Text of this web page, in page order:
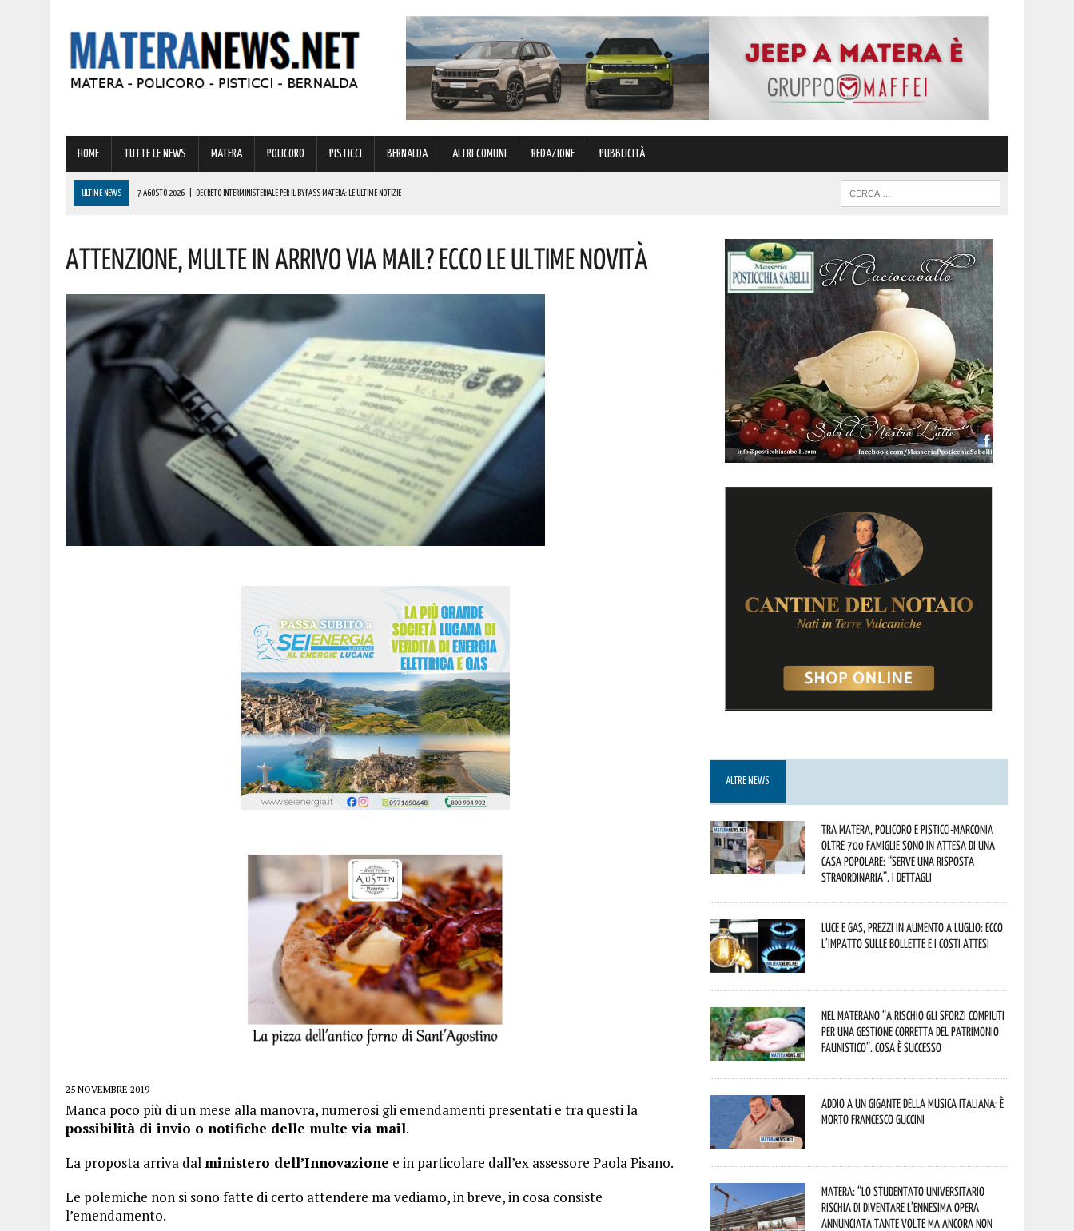
HOME TUTTE LE NEWS MATERA POLICORO PISTICCI BERNALDA ALTRI COMUNI REDAZIONE PUBBLICITÀ
ULTIME NEWS 7 AGOSTO 2026 DECRETO INTERMINISTERIALE PER IL BYPASS MATERA: LE ULTIME NOTIZIE
7 AGOSTO 2026 | OGGI SI FESTEGGIA SAN DONATO, UNO DEI SANTI PIÙ AMATI DELLA BASILICATA! AUGURI A CHI PORTA IL SUO NOME
BASILICATA, BONUS CASA PER 450 FAMIGLIE: “REGIONE FACCIA CHIAREZZA”. LA SITUAZIONE
Attenzione, Multe In Arrivo Via Mail? Ecco Le Ultime Novità
25 NOVEMBRE 2019
Manca poco più di un mese alla manovra, numerosi gli emendamenti presentati e tra questi la
possibilità di invio o notifiche delle multe via mail.
La proposta arriva dal ministero dell’Innovazione e in particolare dall’ex assessore Paola Pisano.
Le polemiche non si sono fatte di certo attendere ma vediamo, in breve, in cosa consiste
l’emendamento.
ALTRE NEWS
Tra Matera, Policoro e Pisticci-Marconia
oltre 700 famiglie sono in attesa di una
casa popolare: “serve una risposta
straordinaria”. I dettagli
Luce e gas, prezzi in aumento a luglio: ecco
l’impatto sulle bollette e i costi attesi
Nel materano “a rischio gli sforzi compiuti
per una gestione corretta del patrimonio
faunistico”. Cosa è successo
Addio a un gigante della musica italiana: è
morto Francesco Guccini
Matera: “Lo studentato universitario
rischia di diventare l’ennesima opera
annunciata tante volte ma ancora non